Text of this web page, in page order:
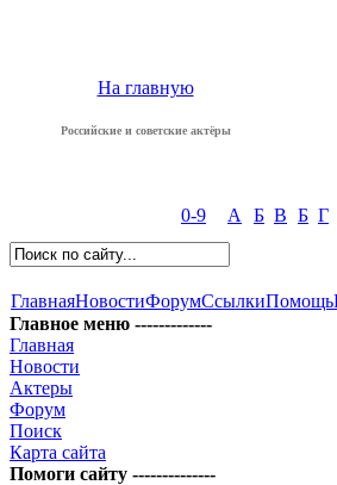
На главную
Российские и советские актёры
0-9 А Б В Б Г
ГлавнаяНовостиФорумСсылкиПомощь
Главное меню -------------
Главная
Новости
Актеры
Форум
Поиск
Карта сайта
Помоги сайту --------------